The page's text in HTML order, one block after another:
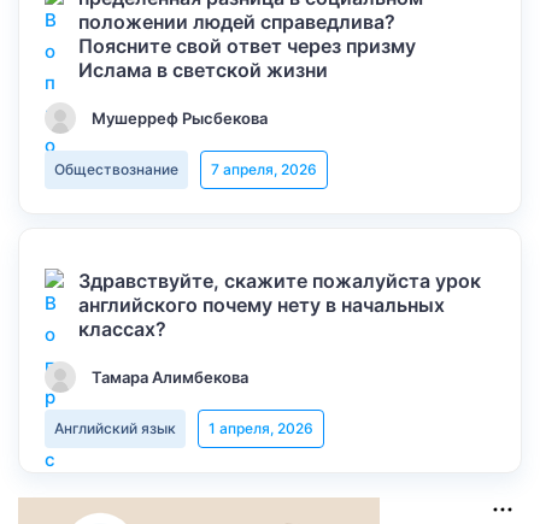
положении людей справедлива?
Поясните свой ответ через призму
Ислама в светской жизни
Мушерреф Рысбекова
Обществознание 7 апреля, 2026
Здравствуйте, скажите пожалуйста урок
английского почему нету в начальных
классах?
Тамара Алимбекова
Английский язык 1 апреля, 2026